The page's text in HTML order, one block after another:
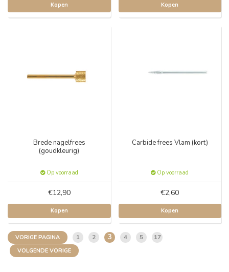
Kopen Kopen
Brede nagelfrees
(goudkleurig)
Op voorraad
€12,90
Kopen
Carbide frees Vlam (kort)
Op voorraad
€2,60
Kopen
VORIGE PAGINA 1 2 3 4 5 17
VOLGENDE VORIGE